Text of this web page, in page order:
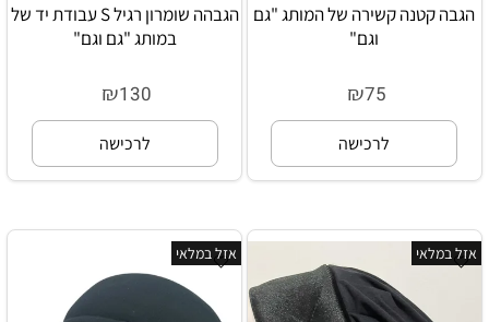
הגבה קטנה קשירה של המותג "גם
וגם"
₪75
לרכישה
הגבהה שומרון רגיל S עבודת יד של
במותג "גם וגם"
₪130
לרכישה
אזל במלאי אזל במלאי